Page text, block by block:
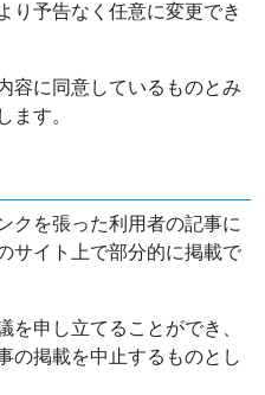
り予告なく任意に変更でき
容に同意しているものとみ
ます。
クを張った利用者の記事に
サイト上で部分的に掲載で
を申し立てることができ、
の掲載を中止するものとし